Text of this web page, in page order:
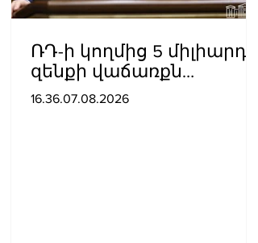
ՌԴ-ի կողմից 5 միլիարդի
զենքի վաճառքն
Ադրբեջանին
16.36.07.08.2026